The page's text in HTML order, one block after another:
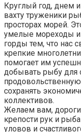
Круглый год, днем
вахту труженики
просторах морей.
умелые мореходы
горды тем, что нас
крепкие
помогает им
добывать рыбу для
продовольственную
сохранять
коллективов.
Желаем вам,
крепости рук и
уловов и